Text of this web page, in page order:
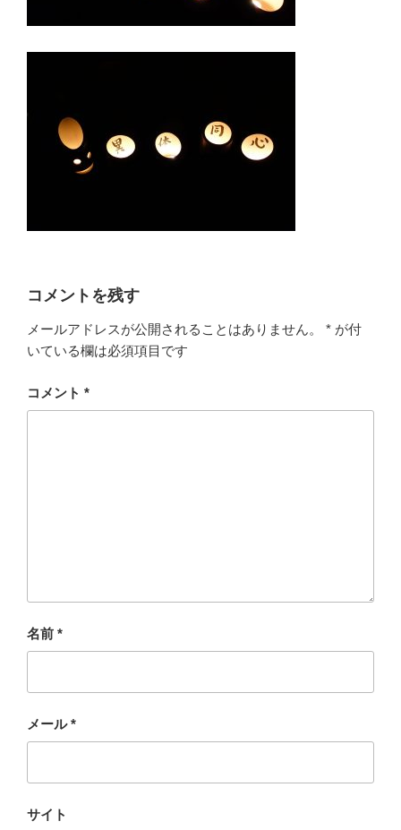
コメントを残す
メールアドレスが公開されることはありません。 * が付
いている欄は必須項目です
コメント *
名前 *
メール*
サイト